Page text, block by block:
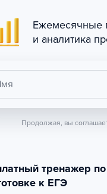
Ежемесячные
и аналитика
Продолжая, вы
тренажер по
к ЕГЭ